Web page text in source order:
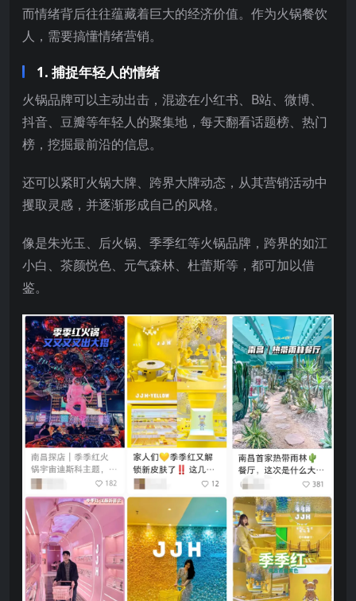
而情绪背后往往蕴藏着巨大的经济价值。作为火锅餐饮
人，需要搞懂情绪营销。
1. 捕捉年轻人的情绪
火锅品牌可以主动出击，混迹在小红书、B站、微博、
抖音、豆瓣等年轻人的聚集地，每天翻看话题榜、热门
榜，挖掘最前沿的信息。
还可以紧盯火锅大牌、跨界大牌动态，从其营销活动中
攫取灵感，并逐渐形成自己的风格。
像是朱光玉、后火锅、季季红等火锅品牌，跨界的如江
小白、茶颜悦色、元气森林、杜蕾斯等，都可加以借
鉴。